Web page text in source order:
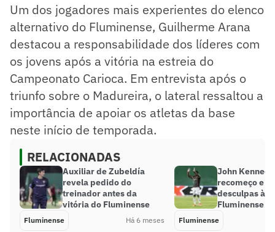
Um dos jogadores mais experientes do elenco
alternativo do Fluminense, Guilherme Arana
destacou a responsabilidade dos líderes com
os jovens após a vitória na estreia do
Campeonato Carioca. Em entrevista após o
triunfo sobre o Madureira, o lateral ressaltou a
importância de apoiar os atletas da base
neste início de temporada.
RELACIONADAS
Auxiliar de Zubeldía
revela pedido do
treinador antes da
vitória do Fluminense
Fluminense Há 6 meses
John
recomeço e
desculpas à
Fluminense
Fluminense